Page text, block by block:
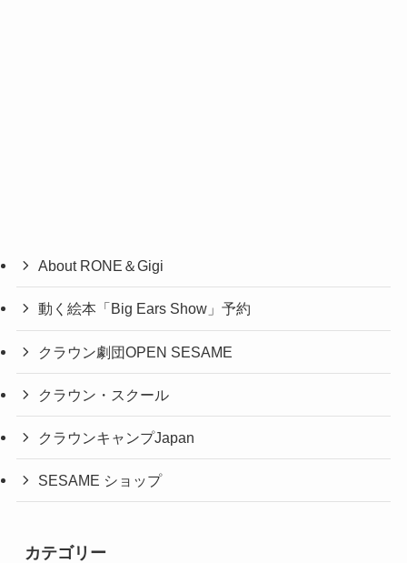
About RONE＆Gigi
動く絵本「Big Ears Show」予約
クラウン劇団OPEN SESAME
クラウン・スクール
クラウンキャンプJapan
SESAME ショップ
カテゴリー